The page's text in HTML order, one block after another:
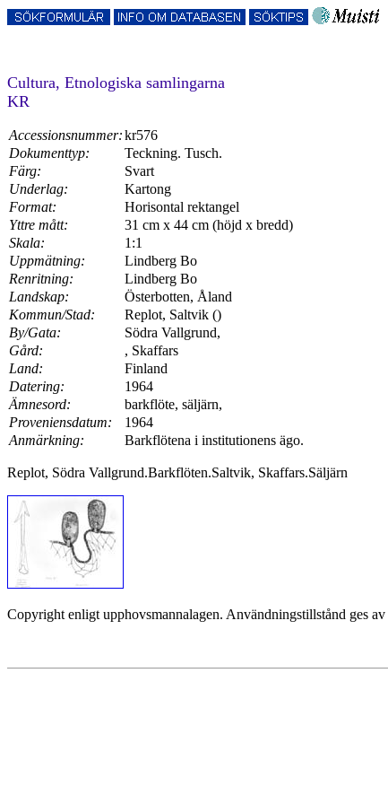
Cultura, Etnologiska samlingarna
KR
Accessionsnummer:kr576
Dokumenttyp:
Teckning. Tusch.
Färg:
Svart
Underlag:
Kartong
Format:
Horisontal rektangel
Yttre mått:
31 cm x 44 cm (höjd x bredd)
Skala:
1:1
Uppmätning:
Lindberg Bo
Renritning:
Lindberg Bo
Landskap:
Österbotten, Åland
Kommun/Stad:
Replot, Saltvik ()
By/Gata:
Södra Vallgrund,
Gård:
, Skaffars
Land:
Finland
Datering:
1964
Ämnesord:
barkflöte, säljärn,
Proveniensdatum:
1964
Anmärkning:
Barkflötena i institutionens ägo.
Replot, Södra Vallgrund.Barkflöten.Saltvik, Skaffars.Säljärn
Copyright enligt upphovsmannalagen. Användningstillstånd ges av